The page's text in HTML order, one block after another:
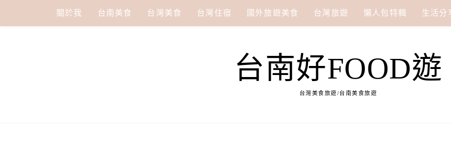
關於我 台南美食 台灣美食 台灣住宿 國外旅遊美食 台灣旅遊 懶人包特輯 生活分
台南好FOOD遊
台灣美食旅遊/台南美食旅遊